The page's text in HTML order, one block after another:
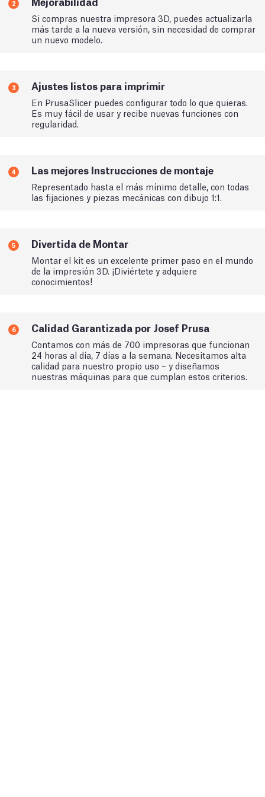
2
Si compras nuestra impresora 3D, puedes actualizarla
más tarde a la nueva versión, sin necesidad de comprar
un nuevo modelo.
3 Ajustes listos para imprimir
En PrusaSlicer puedes configurar todo lo que quieras.
Es muy fácil de usar y recibe nuevas funciones con
regularidad.
4 Las mejores Instrucciones de montaje
Representado hasta el más mínimo detalle, con todas
las fijaciones y piezas mecánicas con dibujo 1:1.
5 Divertida de Montar
Montar el kit es un excelente primer paso en el mundo
de la impresión 3D. ¡Diviértete y adquiere
conocimientos!
6 Calidad Garantizada por Josef Prusa
Contamos con más de 700 impresoras que funcionan
24 horas al día, 7 días a la semana. Necesitamos alta
calidad para nuestro propio uso – y diseñamos
nuestras máquinas para que cumplan estos criterios.